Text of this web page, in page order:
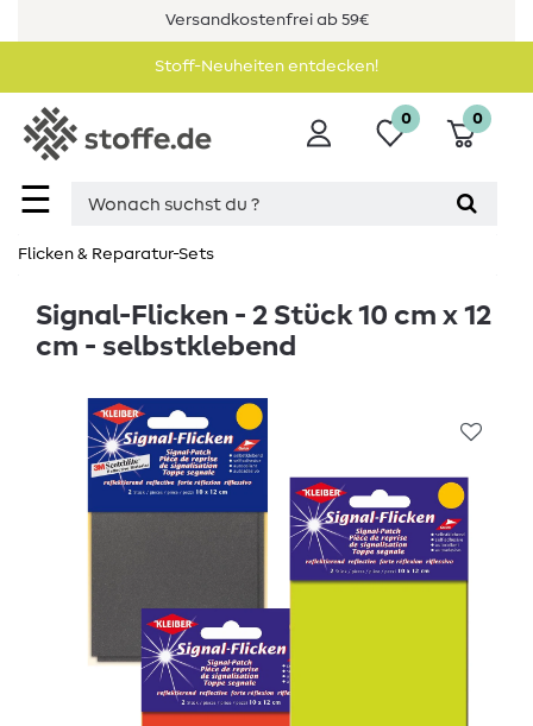
Versandkostenfrei ab 59€
Stoff-Neuheiten entdecken!
☰
0 0
Flicken & Reparatur-Sets
Signal-Flicken - 2 Stück 10 cm x 12
cm - selbstklebend